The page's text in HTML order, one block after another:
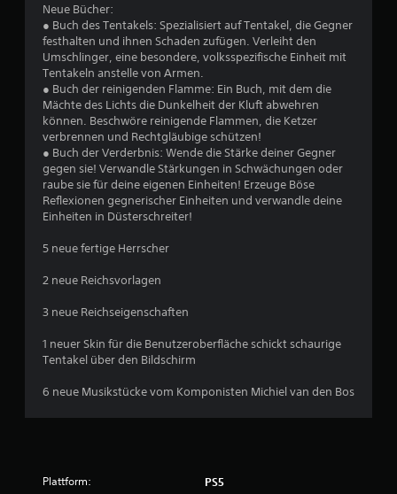
e
r
T
a
s
t
e
n
D
u
k
a
n
n
s
t
d
a
s
S
p
i
l
s
m
e
p
l
a
y
j
e
d
e
r
z
e
i
e
n
e
e
n
S
Neue Bücher:
● Buch des Tentakels: Spezialisiert auf Tentakel, die Gegner
festhalten und ihnen Schaden zufügen. Verleiht den
Umschlinger, eine besondere, volksspezifische Einheit mit
Tentakeln anstelle von Armen.
● Buch der reinigenden Flamme: Ein Buch, mit dem die
Mächte des Lichts die Dunkelheit der Kluft abwehren
können. Beschwöre reinigende Flammen, die Ketzer
verbrennen und Rechtgläubige schützen!
● Buch der Verderbnis: Wende die Stärke deiner Gegner
gegen sie! Verwandle Stärkungen in Schwächungen oder
raube sie für deine eigenen Einheiten! Erzeuge Böse
Reflexionen gegnerischer Einheiten und verwandle deine
Einheiten in Düsterschreiter!
5 neue fertige Herrscher
2 neue Reichsvorlagen
3 neue Reichseigenschaften
1 neuer Skin für die Benutzeroberfläche schickt schaurige
Tentakel über den Bildschirm
6 neue Musikstücke vom Komponisten Michiel van den Bos
Plattform: PS5